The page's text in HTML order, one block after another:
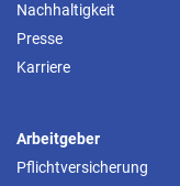
Nachhaltigkeit
Presse
Karriere
Arbeitgeber
Pflichtversicherung